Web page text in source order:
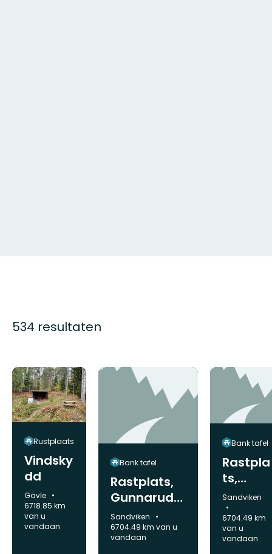
534 resultaten
Rustplaats
Vindsky
dd
Gemeente:
Gävle
6718.85 km
van u
vandaan
Bank tafel
Rastplats,
Gunnarudd
ens
Fågelskydd
sområde
Gemeente:
Sandviken
6704.49 km van u
vandaan
Bank tafel
Rastpla
ts,
Gunnar
uddens
Fågelsk
yddso
Gemeente:
Sandviken
6704.49 km
van u
vandaan